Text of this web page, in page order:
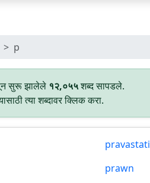
p
सुरू झालेले १२,०५५शब्द सापडले.
त्या शब्दावर क्लिक करा.
prawn